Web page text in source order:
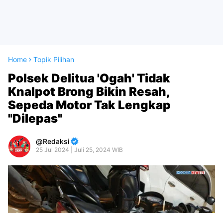
Home Topik Pilihan
Polsek Delitua 'Ogah' Tidak
Knalpot Brong Bikin Resah,
Sepeda Motor Tak Lengkap
"Dilepas"
Redaksi
25 Jul 2024 | Juli 25, 2024 WIB